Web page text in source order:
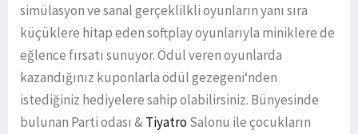
simülasyon ve sanal gerçeklilkli oyunların yanı sıra
küçüklere hitap eden softplay oyunlarıyla miniklere de
eğlence fırsatı sunuyor. Ödül veren oyunlarda
kazandığınız kuponlarla ödül gezegeni‘nden
istediğiniz hediyelere sahip olabilirsiniz. Bünyesinde
bulunan Parti odası &TiyatroSalonu ile çocukların